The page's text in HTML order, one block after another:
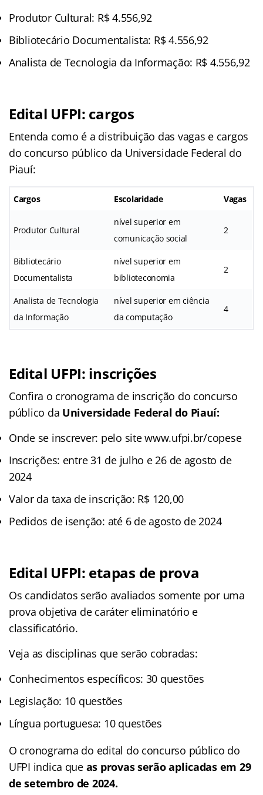
Produtor Cultural: R$ 4.556,92
Bibliotecário Documentalista: R$ 4.556,92
Analista de Tecnologia da Informação: R$ 4.556,92
Edital UFPI: cargos
Entenda como é a distribuição das vagas e cargos
do concurso público da Universidade Federal do
Piauí:
Cargos Escolaridade Vagas
Produtor Cultural
nível superior em
comunicação social
2
Bibliotecário
Documentalista
nível superior em
biblioteconomia
2
Analista de Tecnologia
da Informação
nível superior em ciência
da computação
4
Edital UFPI: inscrições
Confira o cronograma de inscrição do concurso
público da Universidade Federal do Piauí:
Onde se inscrever: pelo site www.ufpi.br/copese
Inscrições: entre 31 de julho e 26 de agosto de
2024
Valor da taxa de inscrição: R$ 120,00
Pedidos de isenção: até 6 de agosto de 2024
Edital UFPI: etapas de prova
Os candidatos serão avaliados somente por uma
prova objetiva de caráter eliminatório e
classificatório.
Veja as disciplinas que serão cobradas:
Conhecimentos específicos: 30 questões
Legislação: 10 questões
Língua portuguesa: 10 questões
O cronograma do edital do concurso público do
UFPI indica que as provas serão aplicadas em 29
de setembro de 2024.